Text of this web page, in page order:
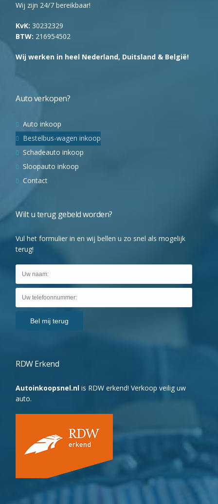
Wij zijn 24/7 bereikbaar!
KvK: 30232329
BTW: 216954502
Wij werken in heel Nederland, Duitsland & België!
Auto verkopen?
Auto inkoop
Bestelbus-wagen inkoop
Schadeauto inkoop
Sloopauto inkoop
Contact
Wilt u terug gebeld worden?
Vul het formulier in en wij bellen u zo snel als mogelijk
terug!
RDW Erkend
Autoinkoopsnel.nl is RDW erkend! Verkoop veilig uw
auto.